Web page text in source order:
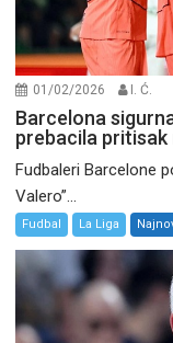
01/02/2026 I. Ć.
Barcelona
prebacila pritisak
Fudbaleri Barcelone
Valero”...
Fudbal La Liga